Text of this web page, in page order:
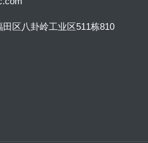
区八卦岭工业区511栋810